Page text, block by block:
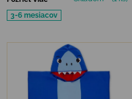
3-6 mesiacov